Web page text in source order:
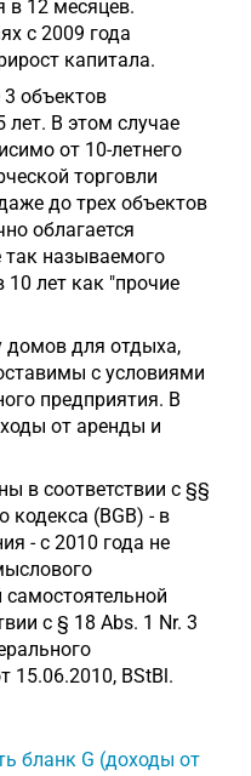
в 12 месяцев.
с 2009 года
капитала.
объектов
лет. В этом случае
от 10-летнего
торговли
до трех объектов
облагается
так называемого
10 лет как "прочие
домов для отдыха,
с условиями
предприятия. В
от аренды и
в соответствии с §§
кодекса (BGB) - в
- с 2010 года не
самостоятельной
с § 18 Abs. 1 Nr. 3
15.06.2010, BStBl.
бланк G (доходы от